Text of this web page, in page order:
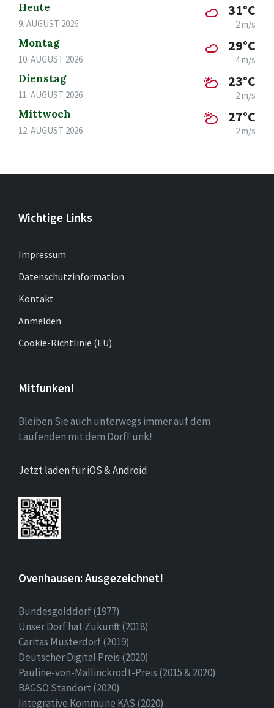
Heute
9. AUGUST 2026
31°C
2 m/s
Montag
10. AUGUST 2026
29°C
4 m/s
Dienstag
11. AUGUST 2026
23°C
2 m/s
Mittwoch
12. AUGUST 2026
27°C
2 m/s
Wichtige Links
Impressum
Datenschutzinformation
Kontakt
Anmelden
Cookie-Richtlinie (EU)
Mitfunken!
Bleiben Sie auch unterwegs immer auf dem
Laufenden mit dem DorfFunk!
Jetzt laden für iOS & Android
Ovenhausen: Ausgezeichnet!
Bundesgolddorf (1977)
Unser Dorf hat Zukunft (2018)
Caritas Musterdorf (2019)
Deutscher Digital Preis (2020)
Pauline-von-Mallinckrodt-Preis (2015 & 2020)
BAGSO Standort (2020)
Integrative Kommune KAS (2020)